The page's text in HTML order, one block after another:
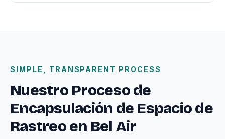
SIMPLE, TRANSPARENT PROCESS
Nuestro Proceso de
Encapsulación de Espacio de
Rastreo en Bel Air